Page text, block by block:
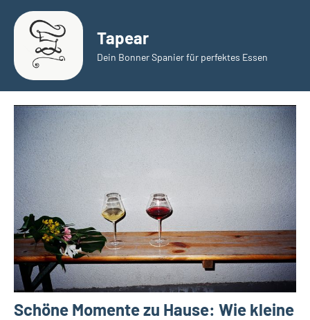
Inhalt
springen
Tapear
Dein Bonner Spanier für perfektes Essen
Schöne Momente zu Hause: Wie kleine